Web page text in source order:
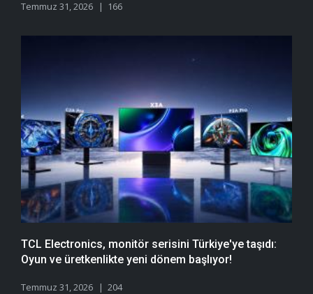
Temmuz 31, 2026 166
TCL Electronics, monitör serisini Türkiye'ye taşıdı:
Oyun ve üretkenlikte yeni dönem başlıyor!
Temmuz 31, 2026 204